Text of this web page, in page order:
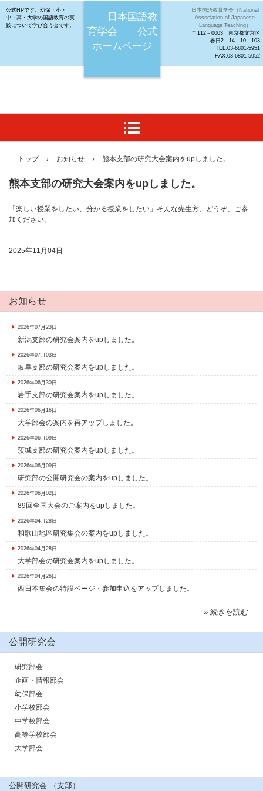
日本国語教
育学会 公式
ホームページ
公式HPです。幼保・小・
中・高・大学の国語教育の実
践について学び合う会です。
日本国語教育学会（National
Association of Japanese
Language Teaching）
〒112－0003 東京都文京区
春日2－14－10－103
TEL.03-6801-5951
FAX.03-6801-5952
トップ › お知らせ › 熊本支部の研究大会案内をupしました。
熊本支部の研究大会案内をupしました。
「楽しい授業をしたい、分かる授業をしたい」そんな先生方、どうぞ、ご参
加ください。
2025年11月04日
お知らせ
2026年07月23日
新潟支部の研究会案内をupしました。
2026年07月03日
岐阜支部の研究会案内をupしました。
2026年06月30日
岩手支部の研究会案内をupしました。
2026年06月16日
大学部会の案内を再アップしました。
2026年06月09日
茨城支部の研究会案内をupしました。
2026年06月09日
研究部の公開研究会の案内をupしました。
2026年06月02日
89回全国大会のご案内をupしました。
2026年04月28日
和歌山地区研究集会の案内をupしました。
2026年04月28日
大学部会の研究会案内をupしました。
2026年04月26日
西日本集会の特設ページ・参加申込をアップしました。
» 続きを読む
公開研究会
研究部会
企画・情報部会
幼保部会
小学校部会
中学校部会
高等学校部会
大学部会
公開研究会 （支部）